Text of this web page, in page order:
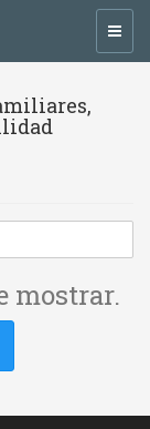
mostrar.